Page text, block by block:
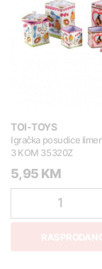
TOI-TOYS
Igračka posudice
3 KOM 35320Z
5,95 KM
1